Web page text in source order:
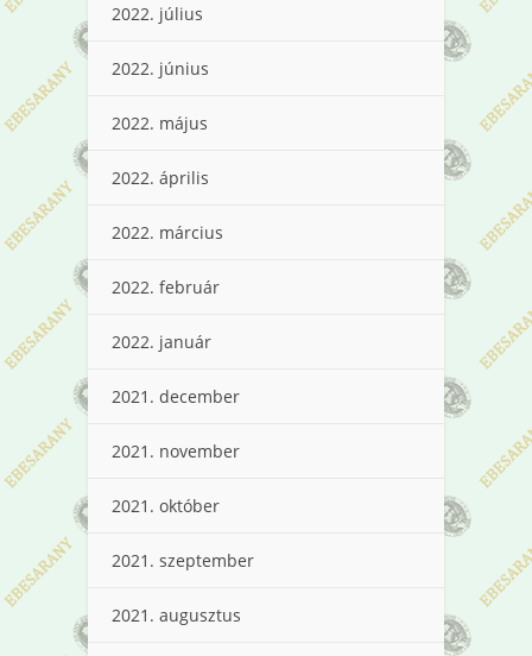
2022. július
2022. június
2022. május
2022. április
2022. március
2022. február
2022. január
2021. december
2021. november
2021. október
2021. szeptember
2021. augusztus